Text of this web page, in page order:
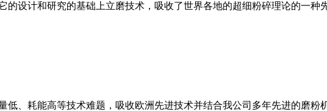
的设计和研究的基础上立磨技术，吸收了世界各地的超细粉碎理论的一
低、耗能高等技术难题，吸收欧洲先进技术并结合我公司多年先进的磨